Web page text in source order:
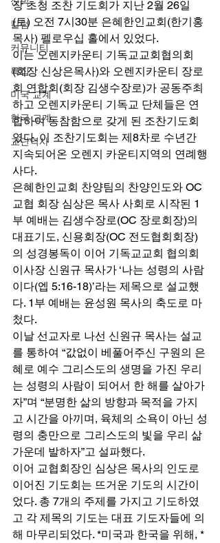
칼럼
커뮤니티
특집
미국 교계
한국 교계
교단역사
장 초청 조찬 기도회가 지난 2월 26일
(토) 오전 7시30분 은혜한인교회(한기홍
목사) 펠로우십 홀에서 있었다.
이는 오렌지카운티 기독교교회협의회
(회장 신상은목사)와 오렌지카운티 장로
회 연합회(회장 김생수장로)가 공동주최
하고 오렌지카운티 기독교 단체들은 연
합하여 동참함으로 갖게 된 조찬기도회
였다. 이 조찬기도회는 제8차로 수년간
지속되어온 오렌지 카운티지역의 연례행
사다.
은혜한인교회 찬양팀의 찬양인도와 OC
교협 회장 심상은 목사 사회로 시작된 1
부 예배는 김생수장로(OC 장로회장)의
대표기도, 신용회장(OC 전도협회회장)
의 성경봉독이 이어 기독교교회 협의회
이사장 신원규 목사가 ‘나는 성령의 사람
이다(엡 5:16-18)’라는 제목으로 설교했
다. 1부 예배는 윤성원 목사의 축도로 마
첬다.
이날 선교자로 나선 신원규 목사는 설교
를 통하여 “값없이 베풀어주신 구원의 은
혜로 예수 그리스도의 생명을 가진 우리
는 성령의 사람이 되어서 한 해를 살아가
자”며 “분명한 삶의 방향과 목적을 가지
고 시간을 아끼며, 육체의 소욕이 아닌 성
령의 충만으로 그리스도의 빛을 우리 삶
가운데 발하자”고 설파했다.
이어 교협회장인 심상은 목사의 인도로
이어진 기도회는 뜨거운 기도의 시간이
었다. 총 7개의 주제를 가지고 기도하였
고 각 제목의 기도는 대표 기도자들에 의
해 마무리되었다. *미국과 한국을 위해, *